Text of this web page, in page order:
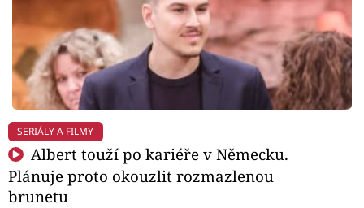
SERIÁLY A FILMY
Albert touží po kariéře v Německu.
Plánuje proto okouzlit rozmazlenou
brunetu